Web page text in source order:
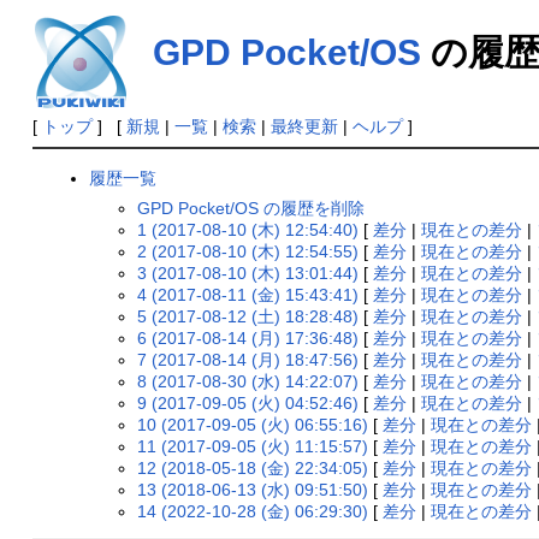
GPD Pocket/OS の履
[ トップ] [ 新規 | 一覧| 検索| 最終更新| ヘルプ]
履歴一覧
GPD Pocket/OS の履歴を削除
1 (2017-08-10 (木) 12:54:40) [ 差分 |現在との差分 |
2 (2017-08-10 (木) 12:54:55) [ 差分 |現在との差分 |
3 (2017-08-10 (木) 13:01:44) [ 差分 |現在との差分 |
4 (2017-08-11 (金) 15:43:41) [ 差分 |現在との差分 |
5 (2017-08-12 (土) 18:28:48) [ 差分 |現在との差分 |
6 (2017-08-14 (月) 17:36:48) [ 差分 |現在との差分 |
7 (2017-08-14 (月) 18:47:56) [ 差分 |現在との差分 |
8 (2017-08-30 (水) 14:22:07) [ 差分 |現在との差分 |
9 (2017-09-05 (火) 04:52:46) [ 差分 |現在との差分 |
10 (2017-09-05 (火) 06:55:16) [ 差分 |現在との差分 |
11 (2017-09-05 (火) 11:15:57) [ 差分 |現在との差分 |
12 (2018-05-18 (金) 22:34:05) [ 差分 |現在との差分 |
13 (2018-06-13 (水) 09:51:50) [ 差分 |現在との差分 |
14 (2022-10-28 (金) 06:29:30) [ 差分 |現在との差分 |